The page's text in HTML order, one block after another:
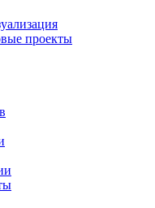
проекты